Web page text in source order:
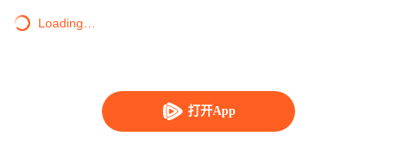
打开App
Loading…